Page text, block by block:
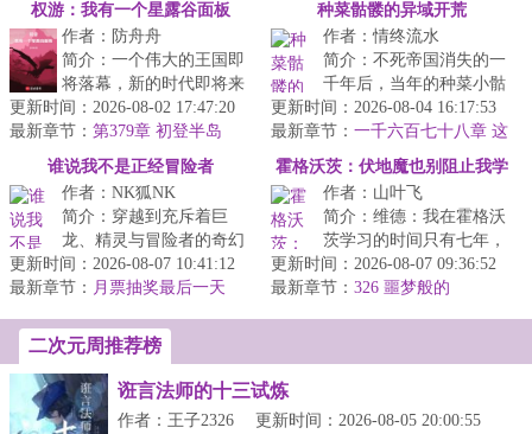
权游：我有一个星露谷面板
作者：防舟舟
简介：一个伟大的王国即
将落幕，新的时代即将来
临。戴伦·坦格利安也曾想
过争取一下铁王座，由自
己来拯救...
更新时间：2026-08-02 17:47:20
最新章节： 第379章 初登半岛
（俺回来了！！）
种菜骷髅的异域开荒
作者：情终流水
简介：不死帝国消失的一
千年后，当年的种菜小骷
髅依旧在耕种着他的农
场，直到召唤通道重新开
启。“你们饿...
更新时间：2026-08-04 16:17:53
最新章节： 一千六百七十八章 这
不会是时空古龙吧？
谁说我不是正经冒险者
作者：NK狐NK
简介：穿越到充斥着巨
龙、精灵与冒险者的奇幻
世界，兰斯给自己定下了
三条铁律：热闹不凑，闲
更新时间：2026-08-07 10:41:12
最新章节： 月票抽奖最后一天
霍格沃茨：伏地魔也别阻止我学
习
作者：山叶飞
简介：维德：我在霍格沃
茨学习的时间只有七年，
除掉假期就只有周！即使
一周就能吃透一本书，周
更新时间：2026-08-07 09:36:52
最新章节： 326 噩梦般的
二次元周推荐榜
诳言法师的十三试炼
作者：王子2326
更新时间：2026-08-05 20:00:55